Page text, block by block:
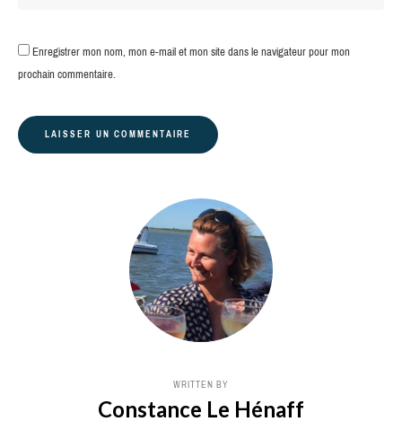
Enregistrer mon nom, mon e-mail et mon site dans le navigateur pour mon
prochain commentaire.
WRITTEN BY
Constance Le Hénaff